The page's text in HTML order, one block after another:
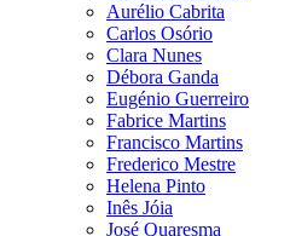
Aurélio Cabrita
Carlos Osório
Clara Nunes
Débora Ganda
Eugénio Guerreiro
Fabrice Martins
Francisco Martins
Frederico Mestre
Helena Pinto
Inês Jóia
José Quaresma